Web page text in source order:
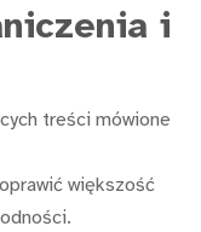
i
treści mówione
większość